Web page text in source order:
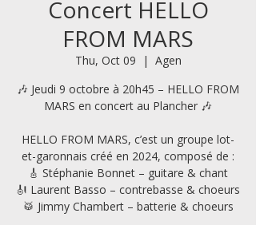
Concert HELLO
FROM MARS
Thu, Oct 09
  |
Agen
🎶 Jeudi 9 octobre à 20h45 – HELLO FROM
MARS en concert au Plancher 🎶
HELLO FROM MARS, c’est un groupe lot-
et-garonnais créé en 2024, composé de :
🎸 Stéphanie Bonnet – guitare & chant
🎻 Laurent Basso – contrebasse & choeurs
🥁 Jimmy Chambert – batterie & choeurs